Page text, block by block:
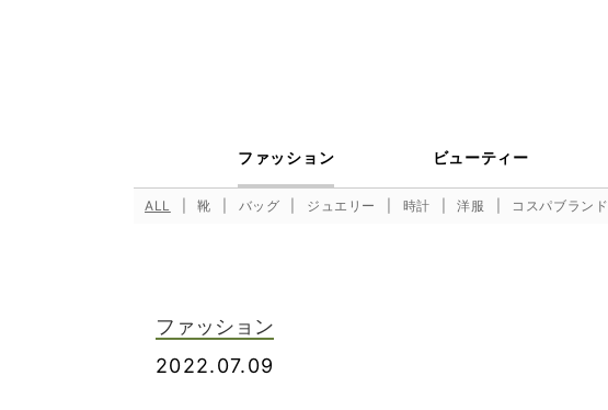
ファッション ビューティー
ALL 靴 バッグ ジュエリー 時計 洋服 コスパブランド
ファッション
2022.07.09